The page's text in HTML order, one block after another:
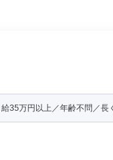
35万円以上／年齢不問／長